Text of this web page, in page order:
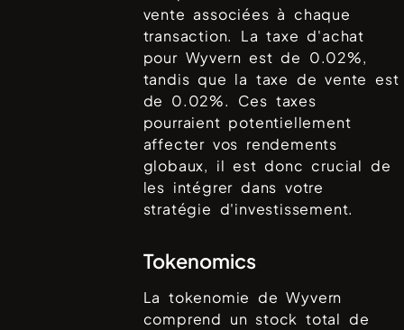
vente associées à chaque
transaction. La taxe d'achat
pour Wyvern est de 0.02%,
tandis que la taxe de vente est
de 0.02%. Ces taxes
pourraient potentiellement
affecter vos rendements
globaux, il est donc crucial de
les intégrer dans votre
stratégie d'investissement.
Tokenomics
La tokenomie deWyvern
comprend un stock total de